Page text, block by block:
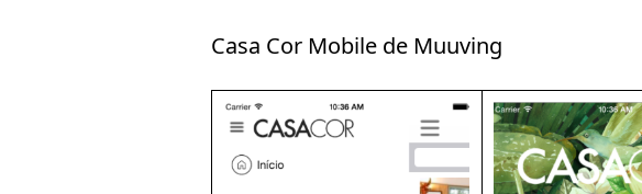
Casa Cor Mobile de Muuving